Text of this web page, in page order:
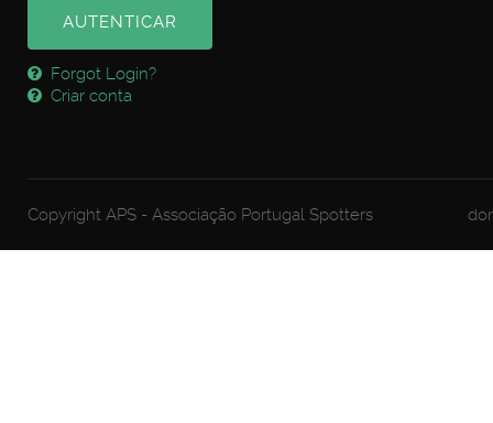
AUTENTICAR
Forgot Login?
Criar conta
Copyright APS - Associação Portugal Spotters